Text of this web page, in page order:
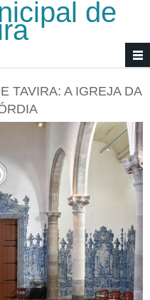
de
TAVIRA: A IGREJA DA